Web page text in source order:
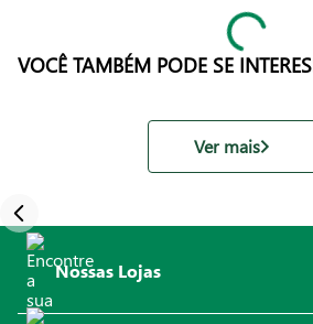
VOCÊ TAMBÉM PODE SE
Ver mais
Nossas Lojas